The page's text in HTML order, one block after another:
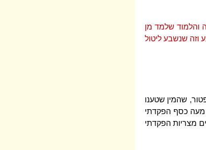
והלמוד שלמד מן
וזה שנשבע ליטול
שהמין שטענו
מעה כסף הפקדתי
מצריות הפקדתי